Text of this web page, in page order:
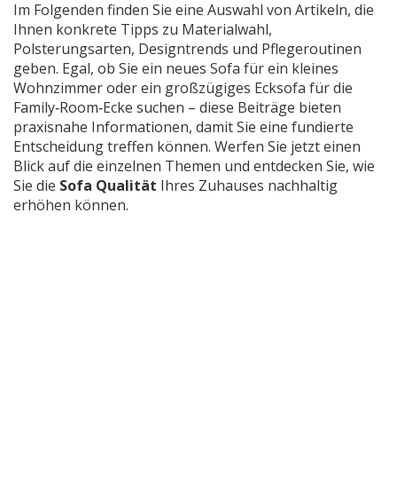
Im Folgenden finden Sie eine Auswahl von Artikeln, die
Ihnen konkrete Tipps zu Materialwahl,
Polsterungsarten, Designtrends und Pflegeroutinen
geben. Egal, ob Sie ein neues Sofa für ein kleines
Wohnzimmer oder ein großzügiges Ecksofa für die
Family‑Room‑Ecke suchen – diese Beiträge bieten
praxisnahe Informationen, damit Sie eine fundierte
Entscheidung treffen können. Werfen Sie jetzt einen
Blick auf die einzelnen Themen und entdecken Sie, wie
Sie die Sofa Qualität Ihres Zuhauses nachhaltig
erhöhen können.